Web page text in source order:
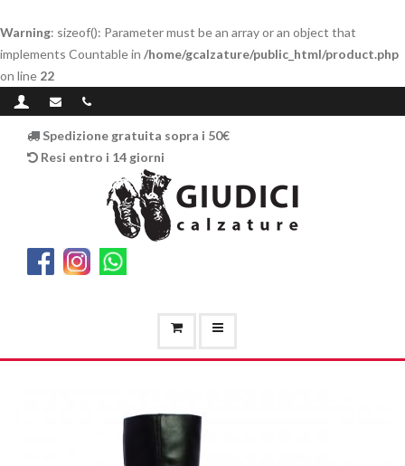
Warning: sizeof(): Parameter must be an array or an object that
implements Countable in /home/gcalzature/public_html/product.php
on line 22
Spedizione gratuita sopra i 50€
Resi entro i 14 giorni